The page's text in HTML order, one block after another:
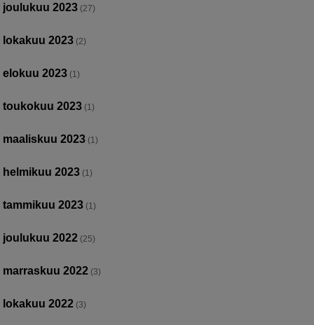
joulukuu 2023 (27)
lokakuu 2023 (2)
elokuu 2023 (1)
toukokuu 2023 (1)
maaliskuu 2023 (1)
helmikuu 2023 (1)
tammikuu 2023 (1)
joulukuu 2022 (25)
marraskuu 2022 (3)
lokakuu 2022 (3)